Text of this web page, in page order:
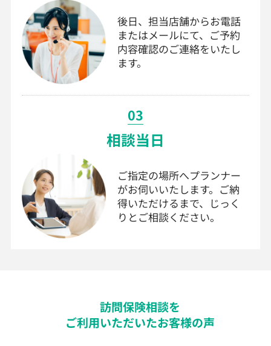
後日、担当店舗からお電話
またはメールにて、ご予約
内容確認のご連絡をいたし
ます。
03
相談当日
ご指定の場所へプランナー
がお伺いいたします。ご納
得いただけるまで、じっく
りとご相談ください。
訪問保険相談を
ご利用いただいたお客様の声